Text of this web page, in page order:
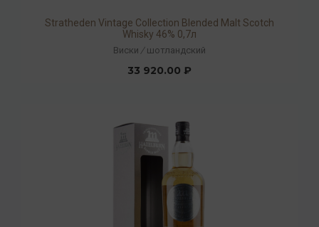
Stratheden Vintage Collection Blended Malt Scotch
Whisky 46% 0,7л
Виски / шотландский
33 920.00 ₽